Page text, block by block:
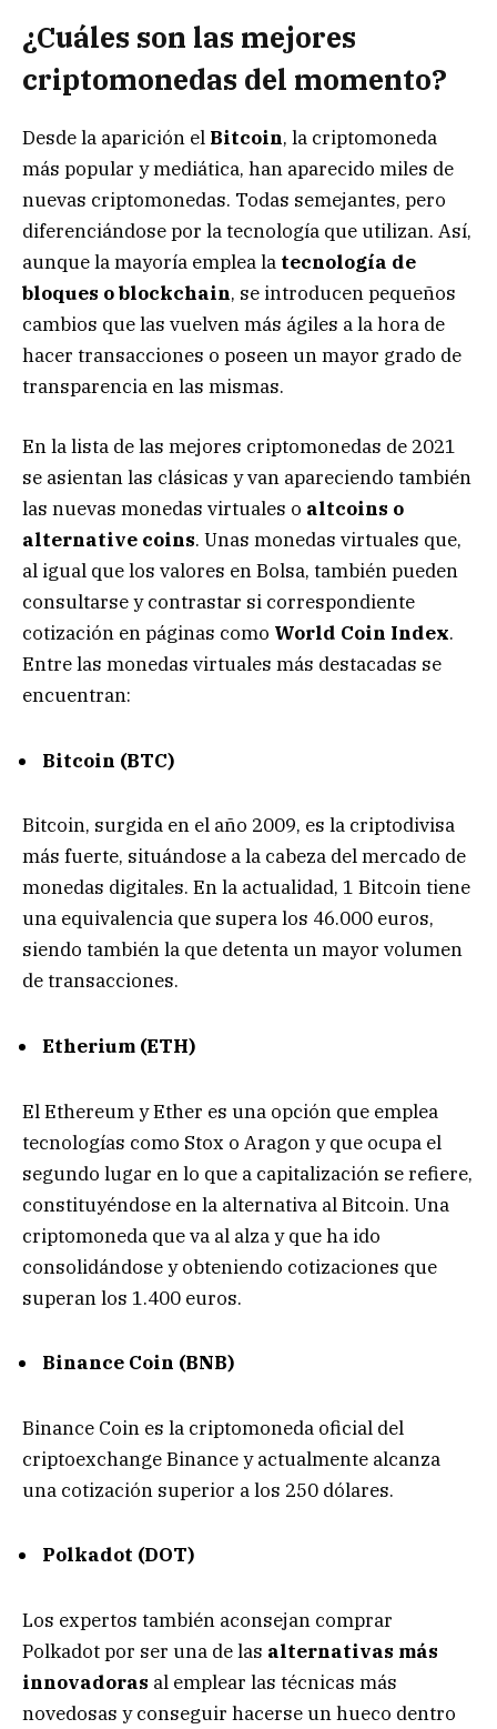
¿Cuáles son las mejores
criptomonedas del momento?
Desde la aparición el Bitcoin, la criptomoneda
más popular y mediática, han aparecido miles de
nuevas criptomonedas. Todas semejantes, pero
diferenciándose por la tecnología que utilizan. Así,
aunque la mayoría emplea la tecnología de
bloques o blockchain, se introducen pequeños
cambios que las vuelven más ágiles a la hora de
hacer transacciones o poseen un mayor grado de
transparencia en las mismas.
En la lista de las mejores criptomonedas de 2021
se asientan las clásicas y van apareciendo también
las nuevas monedas virtuales o altcoins o
alternative coins. Unas monedas virtuales que,
al igual que los valores en Bolsa, también pueden
consultarse y contrastar si correspondiente
cotización en páginas como World Coin Index.
Entre las monedas virtuales más destacadas se
encuentran:
Bitcoin (BTC)
Bitcoin, surgida en el año 2009, es la criptodivisa
más fuerte, situándose a la cabeza del mercado de
monedas digitales. En la actualidad, 1 Bitcoin tiene
una equivalencia que supera los 46.000 euros,
siendo también la que detenta un mayor volumen
de transacciones.
Etherium (ETH)
El Ethereum y Ether es una opción que emplea
tecnologías como Stox o Aragon y que ocupa el
segundo lugar en lo que a capitalización se refiere,
constituyéndose en la alternativa al Bitcoin. Una
criptomoneda que va al alza y que ha ido
consolidándose y obteniendo cotizaciones que
superan los 1.400 euros.
Binance Coin (BNB)
Binance Coin es la criptomoneda oficial del
criptoexchange Binance y actualmente alcanza
una cotización superior a los 250 dólares.
Polkadot (DOT)
Los expertos también aconsejan comprar
Polkadotpor ser una de las alternativas más
innovadoras al emplear las técnicas más
novedosas y conseguir hacerse un hueco dentro